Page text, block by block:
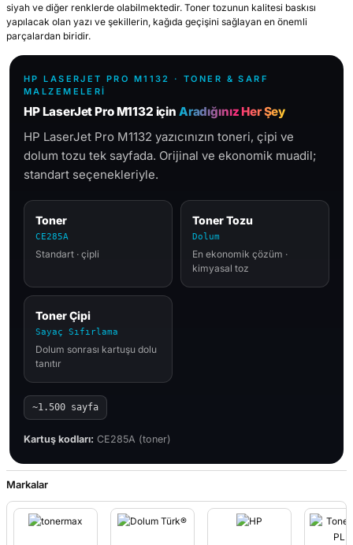
siyah ve diğer renklerde olabilmektedir. Toner tozunun kalitesi baskısı
yapılacak olan yazı ve şekillerin, kağıda geçişini sağlayan en önemli
parçalardan biridir.
HP LASERJET PRO M1132 · TONER & SARF
MALZEMELERI
HP LaserJet Pro M1132 için Aradığınız Her Şey
HP LaserJet Pro M1132 yazıcınızın toneri, çipi ve
dolum tozu tek sayfada. Orijinal ve ekonomik muadil;
standart seçenekleriyle.
Toner
CE285A
Standart · çipli
Toner Tozu
Dolum
En ekonomik çözüm ·
kimyasal toz
Toner Çipi
Sayaç Sıfırlama
Dolum sonrası kartuşu dolu
tanıtır
~1.500 sayfa
Kartuş kodları: CE285A (toner)
Markalar